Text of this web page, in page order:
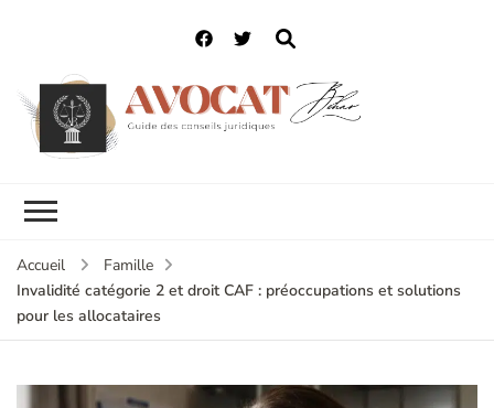
Accueil
Famille
Invalidité catégorie 2 et droit CAF : préoccupations et solutions
pour les allocataires